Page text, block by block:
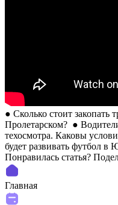
● Сколько стоит закопать
Пролетарском? ●
техосмотра. Каковы
будет развивать футбол в
Понравилась статья?
Главная